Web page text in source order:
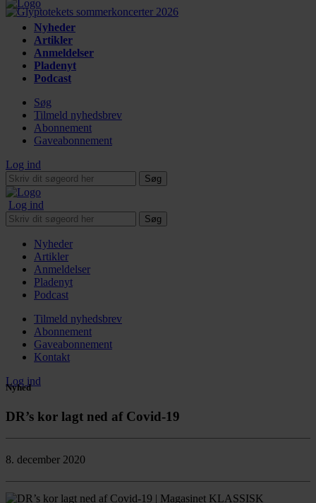
Nyheder
Artikler
Anmeldelser
Pladenyt
Podcast
Søg
Tilmeld nyhedsbrev
Abonnement
Gaveabonnement
Log ind
Søg
Log ind
Søg
Nyheder
Artikler
Anmeldelser
Pladenyt
Podcast
Tilmeld nyhedsbrev
Abonnement
Gaveabonnement
Kontakt
Log ind
Nyhed
DR’s kor lagt ned af Covid-19
8. december 2020